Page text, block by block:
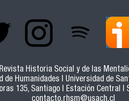
Revista Historia Social y de las
de Humanidades | Universidad de
135, Santiago | Estación Central |
contacto.rhsm@usach.cl